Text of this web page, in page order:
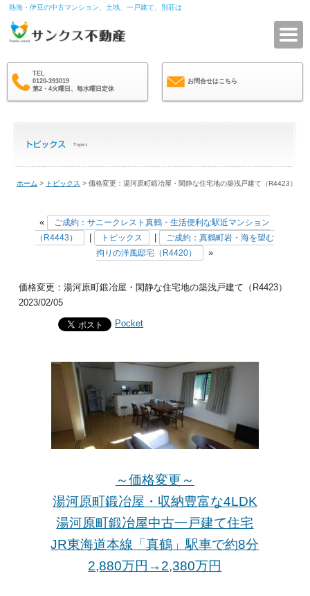
熱海・伊豆の中古マンション、土地、一戸建て、別荘は
TEL
0120-393019
第2・4火曜日、毎水曜日定休
お問合せはこちら
ホーム > トピックス > 価格変更：湯河原町鍛冶屋・閑静な住宅地の築浅戸建て（R4423）
«
ご成約：サニークレスト真鶴・生活便利な駅近マンション
（R4443）
トピックス
ご成約：真鶴町岩・海を望む
拘りの洋風邸宅（R4420）
»
価格変更：湯河原町鍛冶屋・閑静な住宅地の築浅戸建て（R4423）
2023/02/05
Pocket
～価格変更～
湯河原町鍛冶屋・収納豊富な4LDK
湯河原町鍛冶屋中古一戸建て住宅
JR東海道本線「真鶴 」駅車で約8分
2,880万円→2,380万円